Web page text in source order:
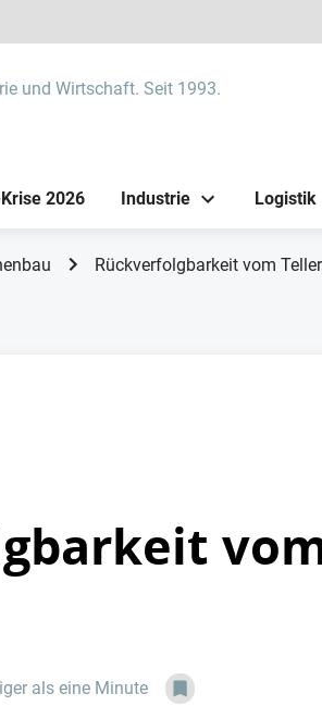
und Wirtschaft. Seit 1993.
2026 Industrie Logistik
Rückverfolgbarkeit vom
als eine Minute